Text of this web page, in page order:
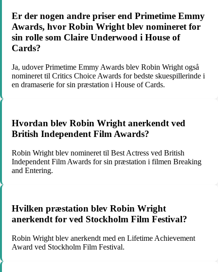
Er der nogen andre priser end Primetime Emmy
Awards, hvor Robin Wright blev nomineret for
sin rolle som Claire Underwood i House of
Cards?
Ja, udover Primetime Emmy Awards blev Robin Wright også
nomineret til Critics Choice Awards for bedste skuespillerinde i
en dramaserie for sin præstation i House of Cards.
Hvordan blev Robin Wright anerkendt ved
British Independent Film Awards?
Robin Wright blev nomineret til Best Actress ved British
Independent Film Awards for sin præstation i filmen Breaking
and Entering.
Hvilken præstation blev Robin Wright
anerkendt for ved Stockholm Film Festival?
Robin Wright blev anerkendt med en Lifetime Achievement
Award ved Stockholm Film Festival.